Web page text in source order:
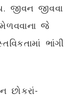
જીવન જીવવા
જે
ભાંગી
છોકરાં-